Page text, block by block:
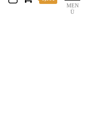
MEN
Ü